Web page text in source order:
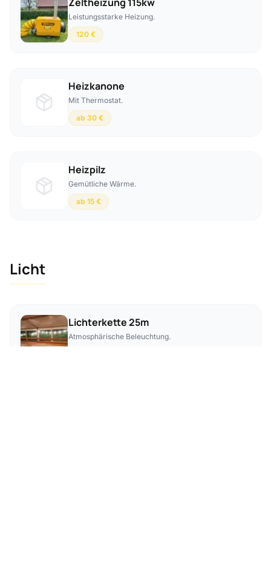
Leistungsstarke Heizung.
120 €
Heizkanone
Mit Thermostat.
ab 30 €
Heizpilz
Gemütliche Wärme.
ab 15 €
Licht
Lichterkette 25m
Atmosphärische Beleuchtung.